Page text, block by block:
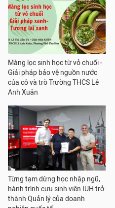
Màng lọc sinh học từ vỏ chuối -
Giải pháp bảo vệ nguồn nước
của cô và trò Trường THCS Lê
Anh Xuân
Từng tạm dừng học nhập ngũ,
hành trình cựu sinh viên IUH trở
thành Quản lý của doanh